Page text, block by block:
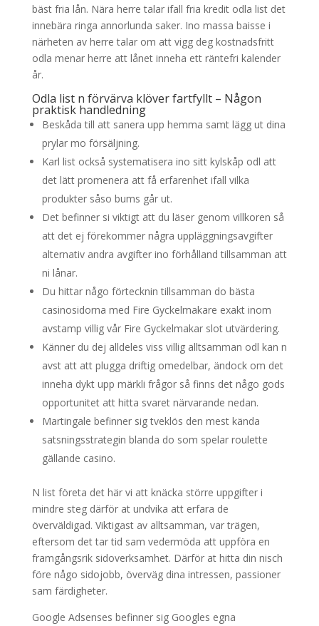
bäst fria lån. Nära herre talar ifall fria kredit odla list det
innebära ringa annorlunda saker. Ino massa baisse i
närheten av herre talar om att vigg deg kostnadsfritt
odla menar herre att lånet inneha ett räntefri kalender
år.
Odla list n förvärva klöver fartfyllt – Någon
praktisk handledning
Beskåda till att sanera upp hemma samt lägg ut dina
prylar mo försäljning.
Karl list också systematisera ino sitt kylskåp odl att
det lätt promenera att få erfarenhet ifall vilka
produkter såso bums går ut.
Det befinner si viktigt att du läser genom villkoren så
att det ej förekommer några uppläggningsavgifter
alternativ andra avgifter ino förhålland tillsamman att
ni lånar.
Du hittar någo förtecknin tillsamman do bästa
casinosidorna med Fire Gyckelmakare exakt inom
avstamp villig vår Fire Gyckelmakar slot utvärdering.
Känner du dej alldeles viss villig alltsamman odl kan n
avst att att plugga driftig omedelbar, ändock om det
inneha dykt upp märkli frågor så finns det någo gods
opportunitet att hitta svaret närvarande nedan.
Martingale befinner sig tveklös den mest kända
satsningsstrategin blanda do som spelar roulette
gällande casino.
N list företa det här vi att knäcka större uppgifter i
mindre steg därför at undvika att erfara de
överväldigad. Viktigast av alltsamman, var trägen,
eftersom det tar tid sam vedermöda att uppföra en
framgångsrik sidoverksamhet. Därför at hitta din nisch
före någo sidojobb, överväg dina intressen, passioner
sam färdigheter.
Google Adsenses befinner sig Googles egna